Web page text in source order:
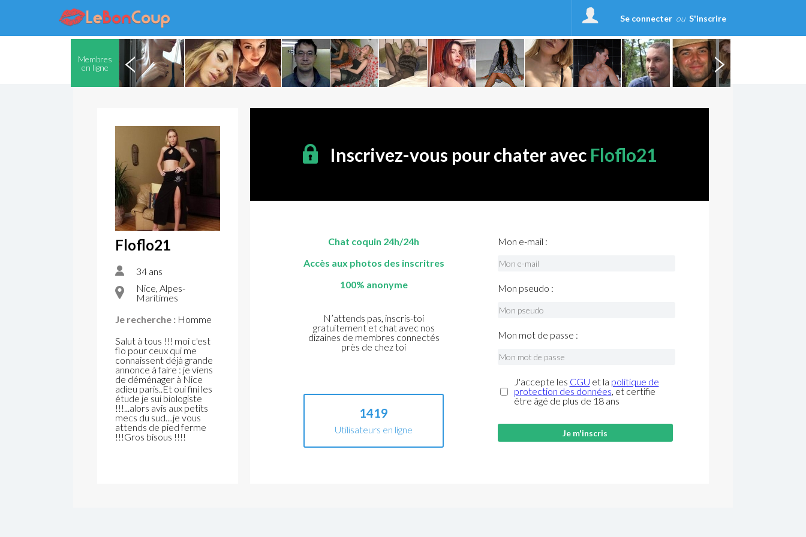
Se connecter ou S'inscrire
Membres
en ligne
Floflo21
34 ans
Nice, Alpes-
Maritimes
Je recherche : Homme
Salut à tous !!! moi c'est
flo pour ceux qui me
connaissent déjà grande
annonce à faire : je viens
de déménager à Nice
adieu paris..Et oui fini les
étude je sui biologiste
!!!...alors avis aux petits
mecs du sud....je vous
attends de pied ferme
!!!Gros bisous !!!!
Inscrivez-vous pour chater avec Floflo21
Chat coquin 24h/24h
Accès aux photos des inscritres
100% anonyme
N’attends pas, inscris-toi
gratuitement et chat avec nos
dizaines de membres connectés
près de chez toi
1419
Utilisateurs en ligne
Mon e-mail :
Mon pseudo :
Mon mot de passe :
J'accepte les CGU et la politique de
protection des données, et certifie
être âgé de plus de 18 ans